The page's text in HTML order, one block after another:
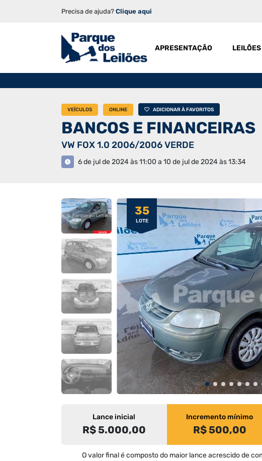
Precisa de ajuda? Clique aqui
APRESENTAÇÃO LEILÕES
VEÍCULOS ONLINE ADICIONAR À FAVORITOS
BANCOS E FINANCEIRAS
VW FOX 1.0 2006/2006 VERDE
6 de jul de 2024 às 11:00 a 10 de jul de 2024 às 13:34
35
LOTE
Lance inicial
R$ 5.000,00
Incremento mínimo
R$ 500,00
O valor final é composto do maior lance acrescido de